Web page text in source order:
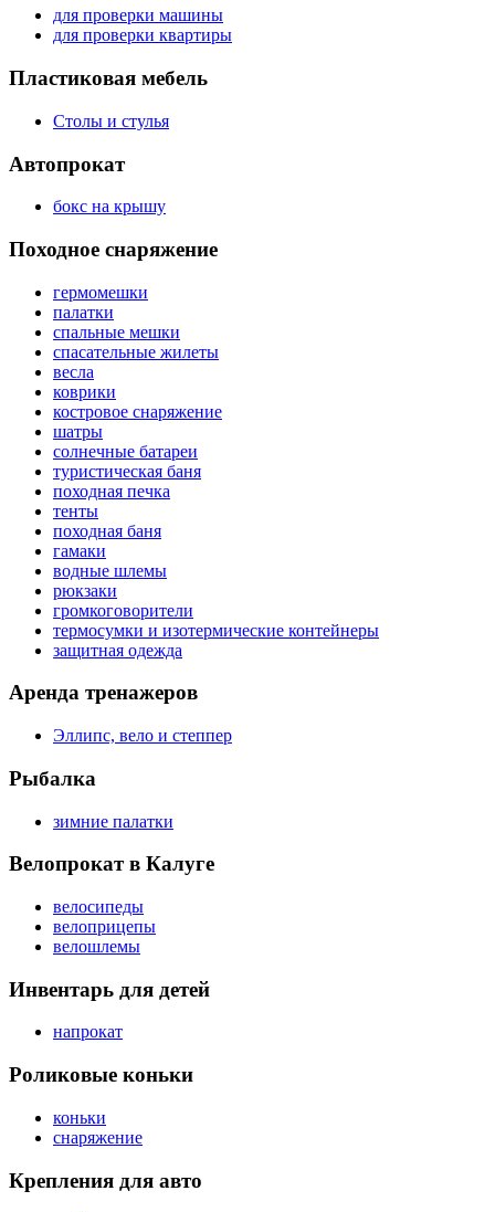
для проверки машины
для проверки квартиры
Пластиковая мебель
Столы и стулья
Автопрокат
бокс на крышу
Походное снаряжение
гермомешки
палатки
спальные мешки
спасательные жилеты
весла
коврики
костровое снаряжение
шатры
солнечные батареи
туристическая баня
походная печка
тенты
походная баня
гамаки
водные шлемы
рюкзаки
громкоговорители
термосумки и изотермические контейнеры
защитная одежда
Аренда тренажеров
Эллипс, вело и степпер
Рыбалка
зимние палатки
Велопрокат в Калуге
велосипеды
велоприцепы
велошлемы
Инвентарь для детей
напрокат
Роликовые коньки
коньки
снаряжение
Крепления для авто